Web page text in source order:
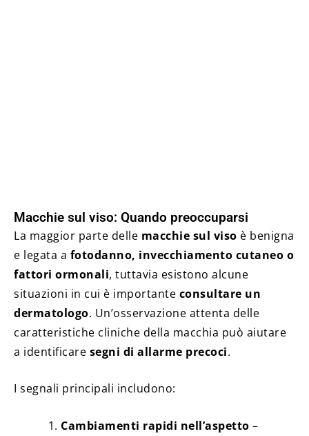
Macchie sul viso: Quando preoccuparsi
La maggior parte delle macchie sul viso è benigna
e legata a fotodanno, invecchiamento cutaneo o
fattori ormonali, tuttavia esistono alcune
situazioni in cui è importante consultare un
dermatologo. Un’osservazione attenta delle
caratteristiche cliniche della macchia può aiutare
a identificare segni di allarme precoci.
I segnali principali includono:
Cambiamenti rapidi nell’aspetto –